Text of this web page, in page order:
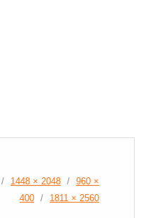
/ 1448 × 2048 / 960 ×
400 / 1811 × 2560